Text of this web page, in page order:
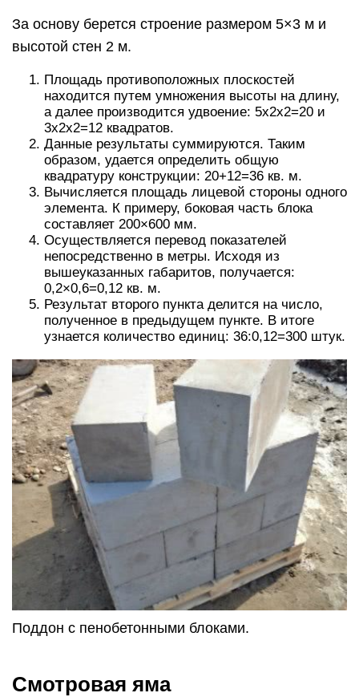
За основу берется строение размером 5×3 м и
высотой стен 2 м.
Площадь противоположных плоскостей
находится путем умножения высоты на длину,
а далее производится удвоение: 5x2x2=20 и
3x2x2=12 квадратов.
Данные результаты суммируются. Таким
образом, удается определить общую
квадратуру конструкции: 20+12=36 кв. м.
Вычисляется площадь лицевой стороны одного
элемента. К примеру, боковая часть блока
составляет 200×600 мм.
Осуществляется перевод показателей
непосредственно в метры. Исходя из
вышеуказанных габаритов, получается:
0,2×0,6=0,12 кв. м.
Результат второго пункта делится на число,
полученное в предыдущем пункте. В итоге
узнается количество единиц: 36:0,12=300 штук.
Поддон с пенобетонными блоками.
Смотровая яма